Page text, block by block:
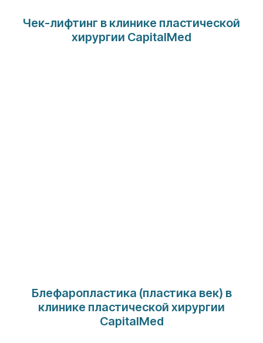
Чек-лифтинг в клинике пластической
хирургии CapitalMed
Блефаропластика (пластика век) в
клинике пластической хирургии
CapitalMed